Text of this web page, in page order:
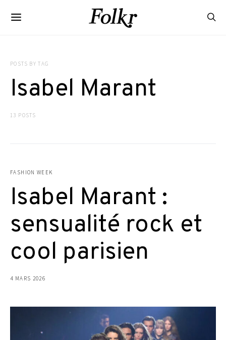
POSTS BY TAG
Isabel Marant
13 POSTS
FASHION WEEK
Isabel Marant :
sensualité rock et
cool parisien
4 MARS 2026